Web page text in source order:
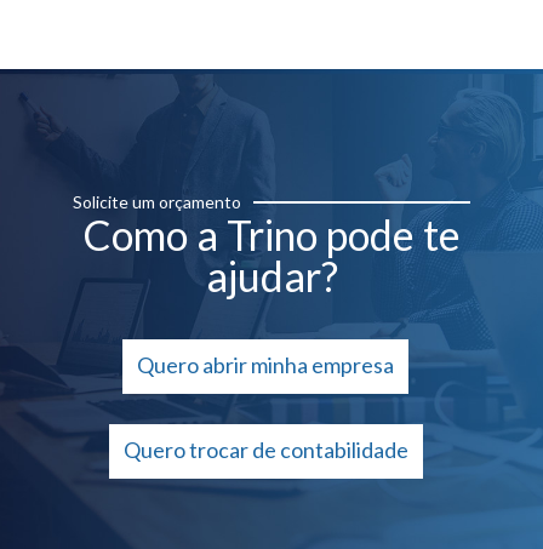
Solicite um orçamento
Como a Trino pode te
ajudar?
Quero abrir minha empresa
Quero trocar de contabilidade